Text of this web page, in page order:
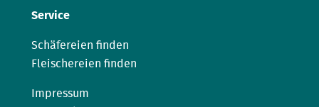
Service
Schäfereien finden
Fleischereien finden
Impressum